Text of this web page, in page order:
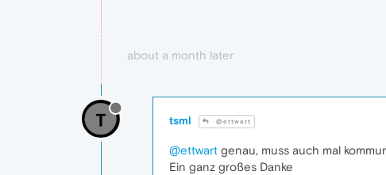
about a month later
tsml @ettwart
@ettwart genau, muss auch mal
Ein ganz großes Danke